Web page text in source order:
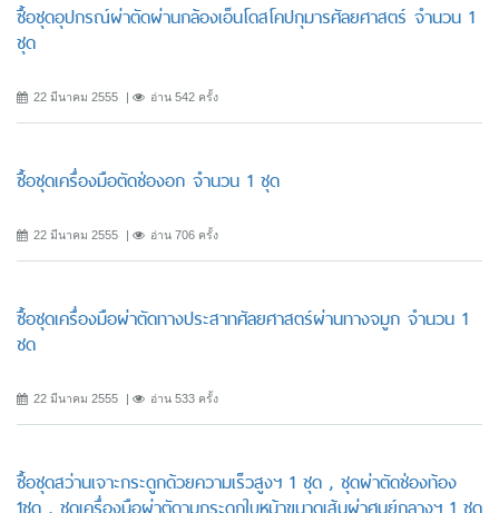
ซื้อชุดอุปกรณ์ผ่าตัดผ่านกล้องเอ็นโดสโคปกุมารศัลยศาสตร์ จำนวน 1
ชุด
22 มีนาคม 2555 อ่าน 542 ครั้ง
ซื้อชุดเครื่องมือตัดช่องอก จำนวน 1 ชุด
22 มีนาคม 2555 อ่าน 706 ครั้ง
ซื้อชุดเครื่องมือผ่าตัดทางประสาทศัลยศาสตร์ผ่านทางจมูก จำนวน 1
ชด
22 มีนาคม 2555 อ่าน 533 ครั้ง
ซื้อชุดสว่านเจาะกระดูกด้วยความเร็วสูงฯ 1 ชุด , ชุดผ่าตัดช่องท้อง